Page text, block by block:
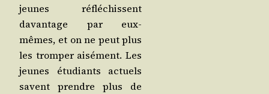
jeunes réflé­chissent
davan­tage par eux-
mêmes, et on ne peut plus
les trom­per aisé­ment. Les
jeunes étu­diants actuels
savent prendre plus de